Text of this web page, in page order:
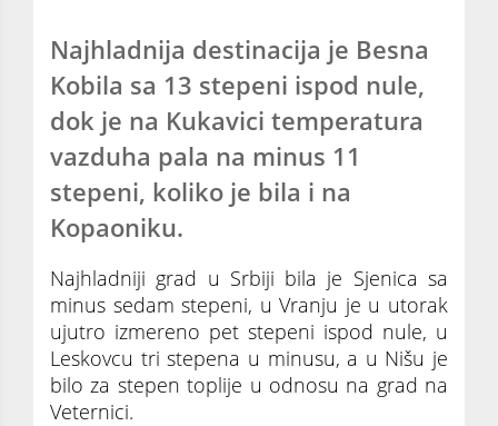
Najhladnija destinacija je Besna
Kobila sa 13 stepeni ispod nule,
dok je na Kukavici temperatura
vazduha pala na minus 11
stepeni, koliko je bila i na
Kopaoniku.
Najhladniji grad u Srbiji bila je Sjenica sa
minus sedam stepeni, u Vranju je u utorak
ujutro izmereno pet stepeni ispod nule, u
Leskovcu tri stepena u minusu, a u Nišu je
bilo za stepen toplije u odnosu na grad na
Veternici.